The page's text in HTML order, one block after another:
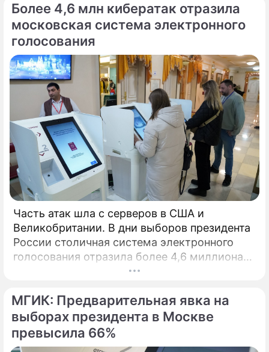
Более 4,6 млн кибератак отразила
московская система электронного
голосования
Часть атак шла с серверов в США и
Великобритании. В дни выборов президента
России столичная система электронного
голосования отразила более 4,6 миллиона
кибератак, сообщил глава Электронного
МГИК: Предварительная явка на
выборах президента в Москве
превысила 66%